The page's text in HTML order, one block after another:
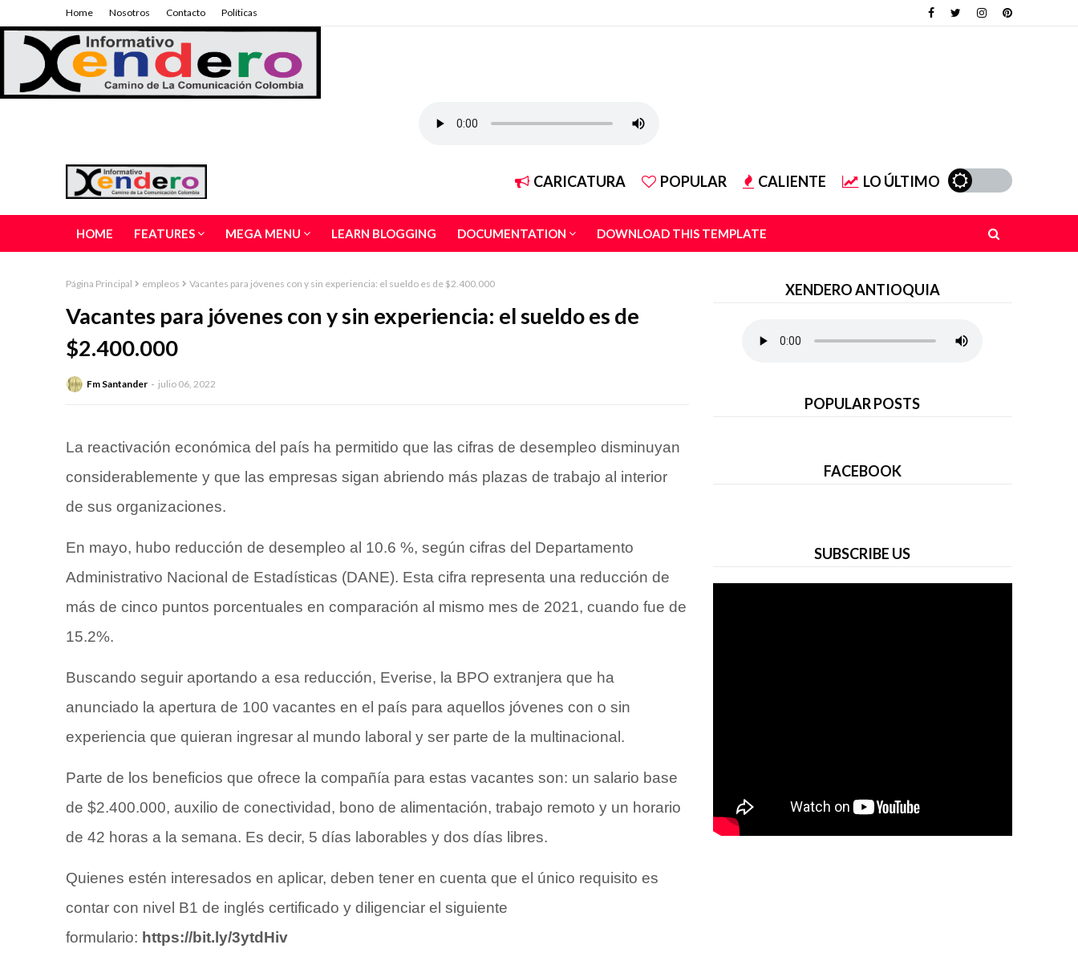
Home Nosotros Contacto Políticas
CARICATURA POPULAR CALIENTE LO ÚLTIMO
HOME FEATURES MEGA MENU LEARN BLOGGING DOCUMENTATION DOWNLOAD THIS TEMPLATE
Página Principal empleos Vacantes para jóvenes con y sin experiencia: el sueldo es de $2.400.000
Vacantes para jóvenes con y sin experiencia: el sueldo es de
$2.400.000
Fm Santander julio 06, 2022
La reactivación económica del país ha permitido que las cifras de desempleo disminuyan
considerablemente y que las empresas sigan abriendo más plazas de trabajo al interior
de sus organizaciones.
En mayo, hubo reducción de desempleo al 10.6 %, según cifras del Departamento
Administrativo Nacional de Estadísticas (DANE). Esta cifra representa una reducción de
más de cinco puntos porcentuales en comparación al mismo mes de 2021, cuando fue de
15.2%.
Buscando seguir aportando a esa reducción, Everise, la BPO extranjera que ha
anunciado la apertura de 100 vacantes en el país para aquellos jóvenes con o sin
experiencia que quieran ingresar al mundo laboral y ser parte de la multinacional.
Parte de los beneficios que ofrece la compañía para estas vacantes son: un salario base
de $2.400.000, auxilio de conectividad, bono de alimentación, trabajo remoto y un horario
de 42 horas a la semana. Es decir, 5 días laborables y dos días libres.
Quienes estén interesados en aplicar, deben tener en cuenta que el único requisito es
contar con nivel B1 de inglés certificado y diligenciar el siguiente
formulario: https://bit.ly/3ytdHiv
XENDERO ANTIOQUIA
POPULAR POSTS
FACEBOOK
SUBSCRIBE US